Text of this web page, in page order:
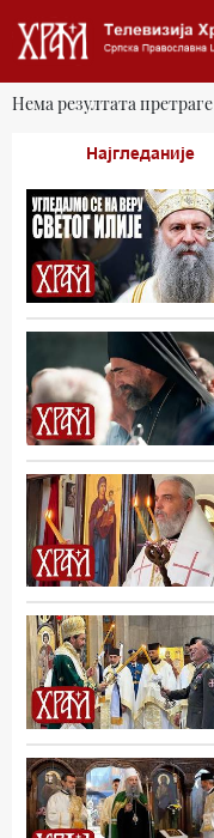
Нема резултата претраге
Најгледаније